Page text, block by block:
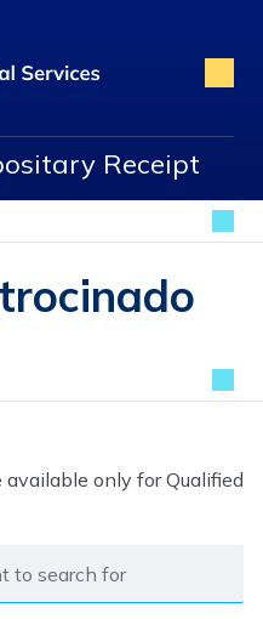
Receipt
only for Qualified